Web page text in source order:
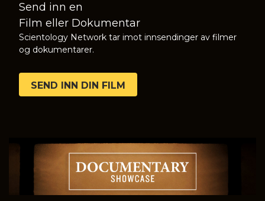
Send inn en
Film eller Dokumentar
Scientology Network tar imot innsendinger av filmer
og dokumentarer.
SEND INN DIN FILM